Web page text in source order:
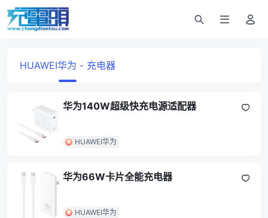
HUAWEI华为 - 充电器
华为140W超级快充电源适配器
HUAWEI华为
华为66W卡片全能充电器
HUAWEI华为